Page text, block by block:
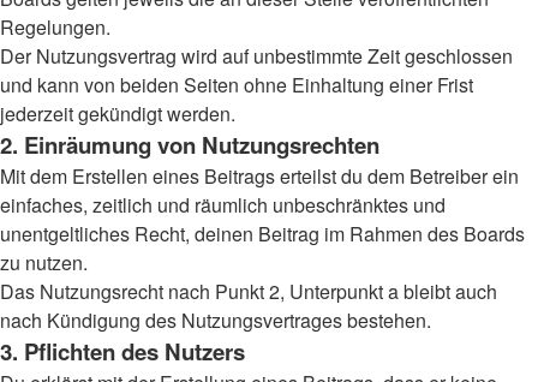
Regelungen.
Der Nutzungsvertrag wird auf unbestimmte Zeit geschlossen
und kann von beiden Seiten ohne Einhaltung einer Frist
jederzeit gekündigt werden.
2. Einräumung von Nutzungsrechten
Mit dem Erstellen eines Beitrags erteilst du dem Betreiber ein
einfaches, zeitlich und räumlich unbeschränktes und
unentgeltliches Recht, deinen Beitrag im Rahmen des Boards
zu nutzen.
Das Nutzungsrecht nach Punkt 2, Unterpunkt a bleibt auch
nach Kündigung des Nutzungsvertrages bestehen.
3. Pflichten des Nutzers